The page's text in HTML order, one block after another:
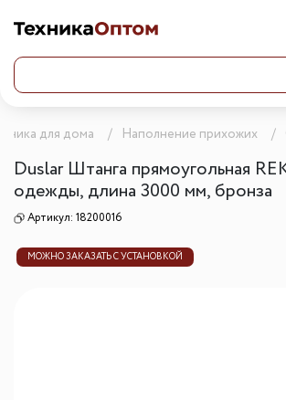
для дома Наполнение прихожих
Duslar Штанга прямоугольная
одежды, длина 3000 мм, бронза
Артикул: 18200016
МОЖНО ЗАКАЗАТЬ С УСТАНОВКОЙ